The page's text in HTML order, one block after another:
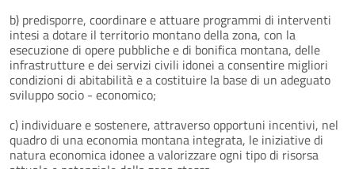
b) predisporre, coordinare e attuare programmi di interventi
intesi a dotare il territorio montano della zona, con la
esecuzione di opere pubbliche e di bonifica montana, delle
infrastrutture e dei servizi civili idonei a consentire migliori
condizioni di abitabilità e a costituire la base di un adeguato
sviluppo socio - economico;
c) individuare e sostenere, attraverso opportuni incentivi, nel
quadro di una economia montana integrata, le iniziative di
natura economica idonee a valorizzare ogni tipo di risorsa